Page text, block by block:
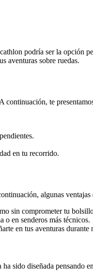
podría ser la opción
aventuras sobre ruedas.
te
en tu recorrido.
algunas ventajas
sin comprometer tu
o en senderos más técnicos.
en tus aventuras durante
sido diseñada pensando